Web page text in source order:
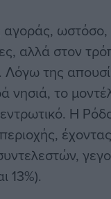
αγοράς, ωστόσο,
αλλά στον
Λόγω της
νησιά, το
Η
13%).